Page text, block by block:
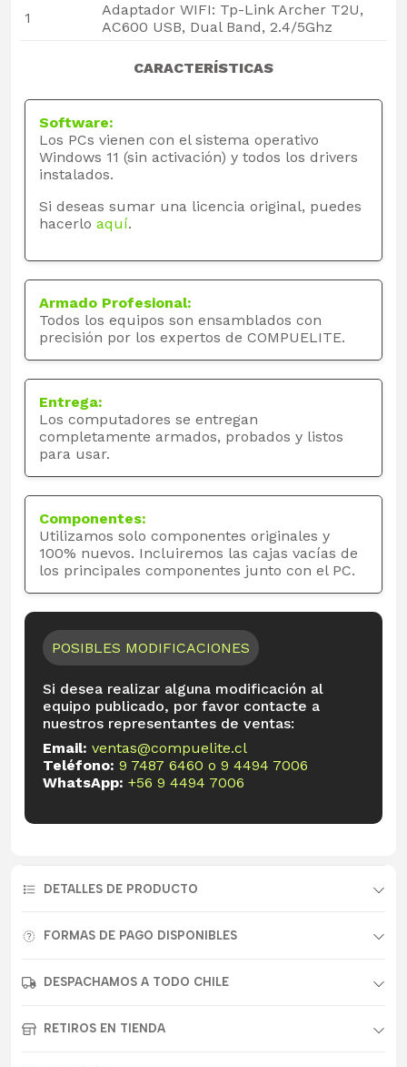
1
Adaptador WIFI: Tp-Link Archer T2U,
AC600 USB, Dual Band, 2.4/5Ghz
CARACTERÍSTICAS
Software:
Los PCs vienen con el sistema operativo
Windows 11 (sin activación) y todos los drivers
instalados.
Si deseas sumar una licencia original, puedes
hacerlo aquí.
Armado Profesional:
Todos los equipos son ensamblados con
precisión por los expertos de COMPUELITE.
Entrega:
Los computadores se entregan
completamente armados, probados y listos
para usar.
Componentes:
Utilizamos solo componentes originales y
100% nuevos. Incluiremos las cajas vacías de
los principales componentes junto con el PC.
POSIBLES MODIFICACIONES
Si desea realizar alguna modificación al
equipo publicado, por favor contacte a
nuestros representantes de ventas:
Email: ventas@compuelite.cl
Teléfono: 9 7487 6460 o 9 4494 7006
WhatsApp: +56 9 4494 7006
DETALLES DE PRODUCTO
FORMAS DE PAGO DISPONIBLES
DESPACHAMOS A TODO CHILE
RETIROS EN TIENDA